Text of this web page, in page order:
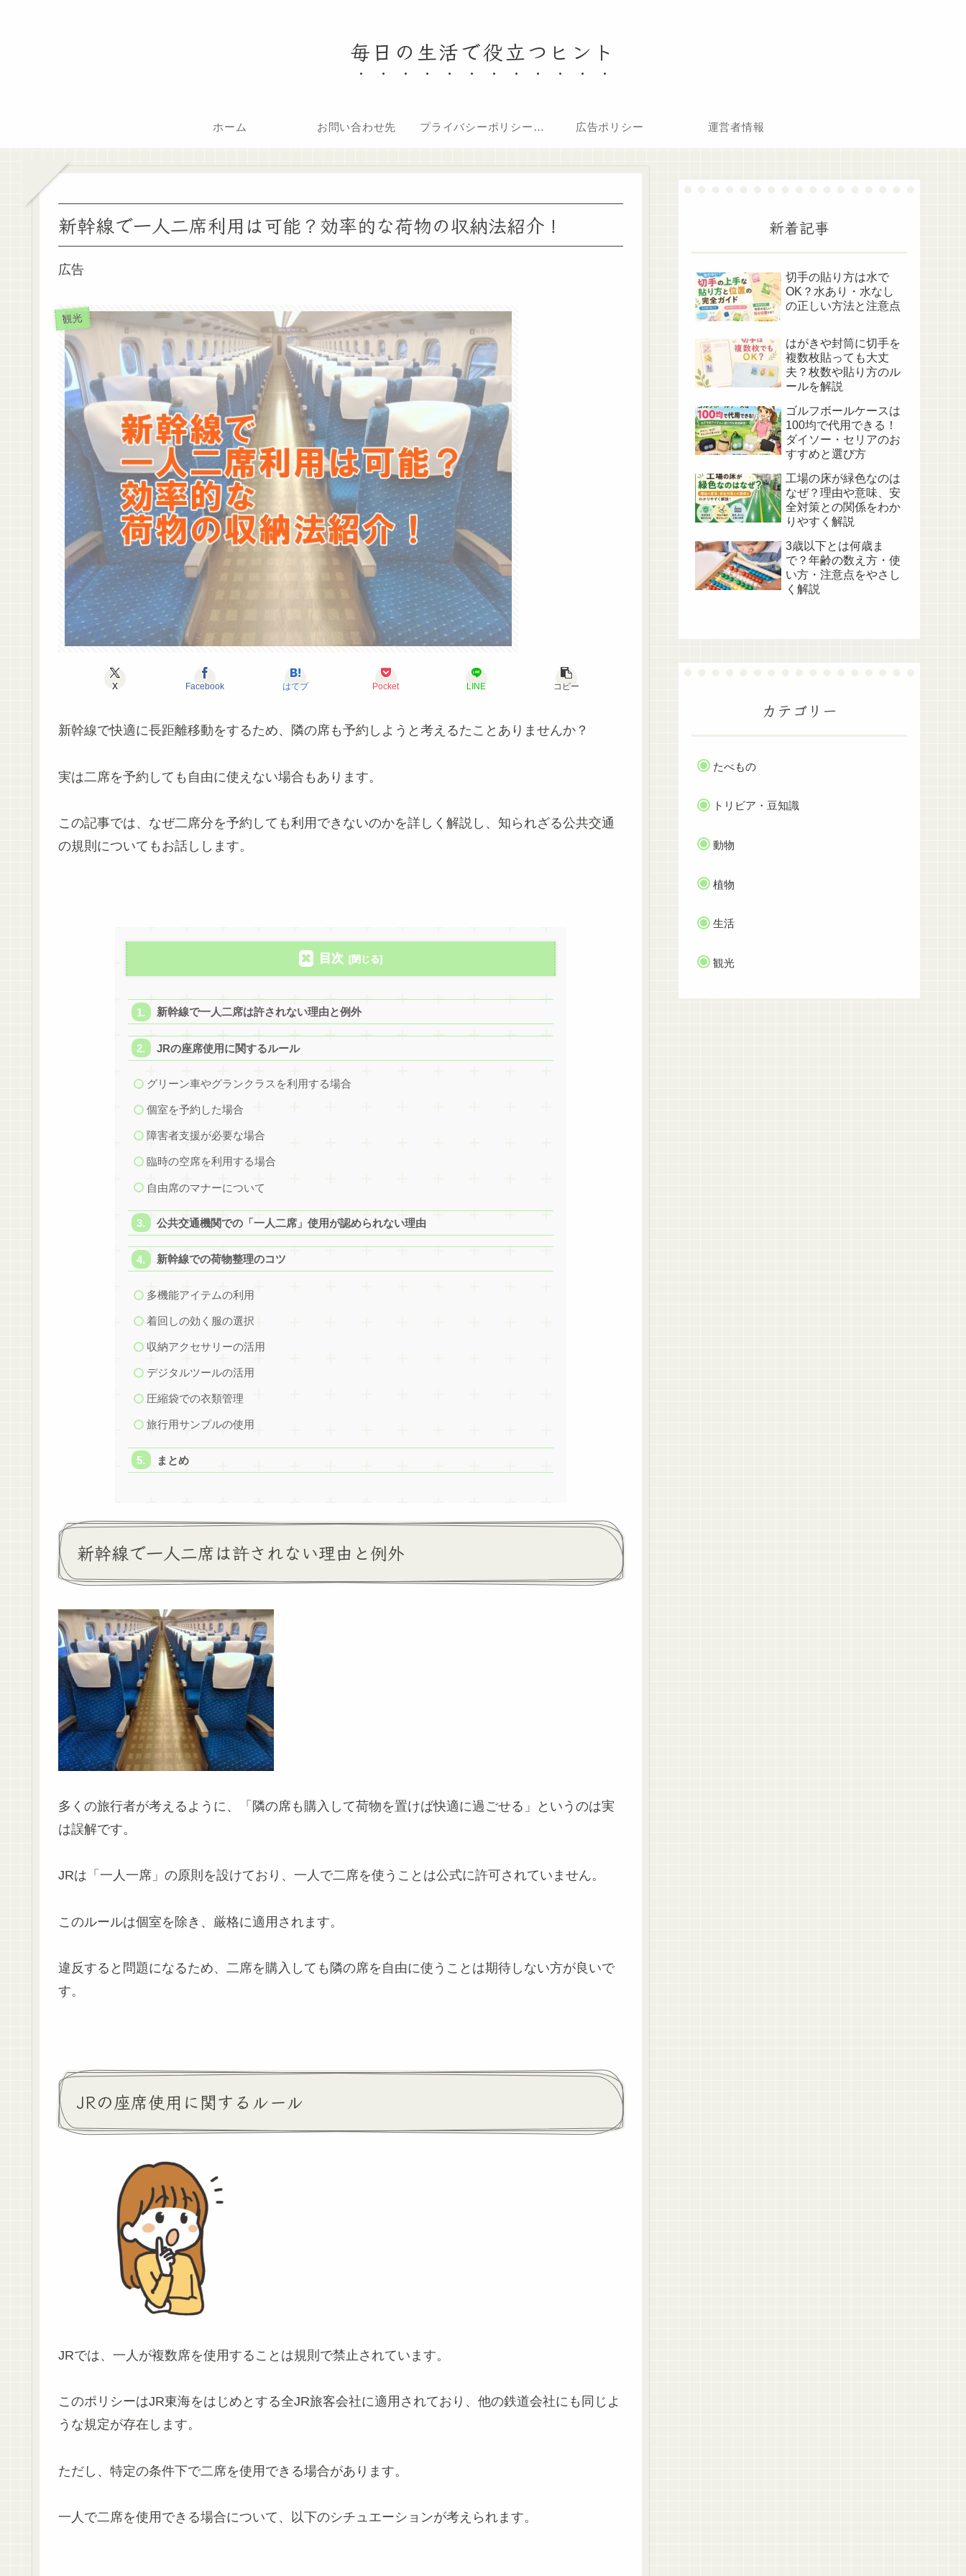
毎日の生活で役立つヒント
ホーム お問い合わせ先 プライバシーポリシー・免責事項 広告ポリシー 運営者情報
新幹線で一人二席利用は可能？効率的な荷物の収納法紹介！
広告
観光
X Facebook はてブ Pocket LINE コピー
新幹線で快適に長距離移動をするため、隣の席も予約しようと考えるたことありませんか？
実は二席を予約しても自由に使えない場合もあります。
この記事では、なぜ二席分を予約しても利用できないのかを詳しく解説し、知られざる公共交通
の規則についてもお話しします。
目次
新幹線で一人二席は許されない理由と例外
JRの座席使用に関するルール
グリーン車やグランクラスを利用する場合
個室を予約した場合
障害者支援が必要な場合
臨時の空席を利用する場合
自由席のマナーについて
公共交通機関での「一人二席」使用が認められない理由
新幹線での荷物整理のコツ
多機能アイテムの利用
着回しの効く服の選択
収納アクセサリーの活用
デジタルツールの活用
圧縮袋での衣類管理
旅行用サンプルの使用
まとめ
新幹線で一人二席は許されない理由と例外
多くの旅行者が考えるように、「隣の席も購入して荷物を置けば快適に過ごせる」というのは実
は誤解です。
JRは「一人一席」の原則を設けており、一人で二席を使うことは公式に許可されていません。
このルールは個室を除き、厳格に適用されます。
違反すると問題になるため、二席を購入しても隣の席を自由に使うことは期待しない方が良いで
す。
JRの座席使用に関するルール
JRでは、一人が複数席を使用することは規則で禁止されています。
このポリシーはJR東海をはじめとする全JR旅客会社に適用されており、他の鉄道会社にも同じよ
うな規定が存在します。
ただし、特定の条件下で二席を使用できる場合があります。
一人で二席を使用できる場合について、以下のシチュエーションが考えられます。
新着記事
切手の貼り方は水で
OK？水あり・水なし
の正しい方法と注意点
はがきや封筒に切手を
複数枚貼っても大丈
夫？枚数や貼り方のル
ールを解説
ゴルフボールケースは
100均で代用できる！
ダイソー・セリアのお
すすめと選び方
工場の床が緑色なのは
なぜ？理由や意味、安
全対策との関係をわか
りやすく解説
3歳以下とは何歳ま
で？年齢の数え方・使
い方・注意点をやさし
く解説
カテゴリー
たべもの
トリビア・豆知識
動物
植物
生活
観光